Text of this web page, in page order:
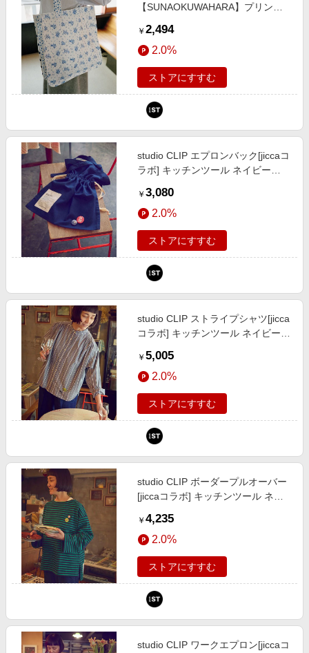
【SUNAOKUWAHARA】プリント
Ｎａｔｕｒａｌ ｂｙ ＣＬＩＰ スタ
ジオクリップ 657028 and ST アン
ドエスティ（旧ドットエスティ）
￥ 2,494
2.0%
ストアにすすむ
studio CLIP エプロンバック[jiccaコ
ラボ] キッチンツール ネイビー
and ST アンドエスティ（旧ドット
エスティ）
￥ 3,080
2.0%
ストアにすすむ
studio CLIP ストライプシャツ[jicca
コラボ] キッチンツール ネイビー
and ST アンドエスティ（旧ドット
エスティ）
￥ 5,005
2.0%
ストアにすすむ
studio CLIP ボーダープルオーバー
[jiccaコラボ] キッチンツール ネイ
724797 and ST アンドエスティ
（旧ドットエスティ）
￥ 4,235
2.0%
ストアにすすむ
studio CLIP ワークエプロン[jiccaコ